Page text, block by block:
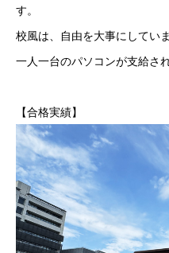
す。
校風は、自由を大事にしてい
一人一台のパソコンが支給さ
【合格実績】